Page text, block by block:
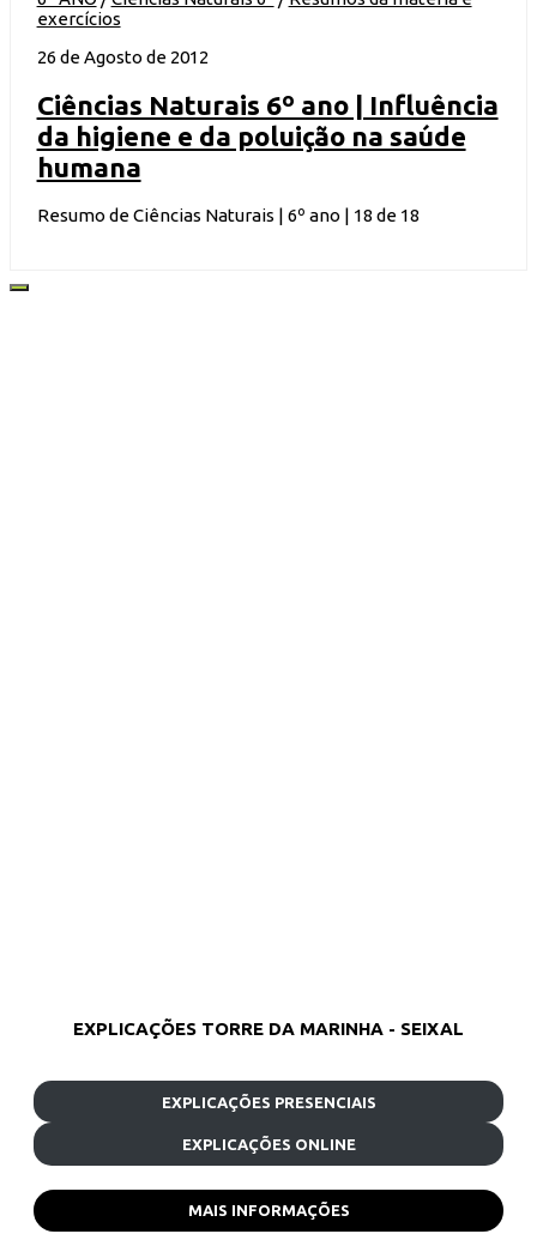
exercícios
26 de Agosto de 2012
Ciências Naturais 6º ano | Influência
da higiene e da poluição na saúde
humana
Resumo de Ciências Naturais | 6º ano | 18 de 18
EXPLICAÇÕES TORRE DA MARINHA - SEIXAL
EXPLICAÇÕES PRESENCIAIS
EXPLICAÇÕES ONLINE
MAIS INFORMAÇÕES